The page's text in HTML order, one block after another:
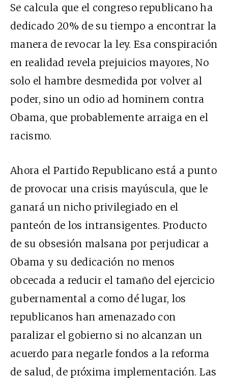
Se calcula que el congreso republicano ha
dedicado 20% de su tiempo a encontrar la
manera de revocar la ley. Esa conspiración
en realidad revela prejuicios mayores, No
solo el hambre desmedida por volver al
poder, sino un odio ad hominem contra
Obama, que probablemente arraiga en el
racismo.
Ahora el Partido Republicano está a punto
de provocar una crisis mayúscula, que le
ganará un nicho privilegiado en el
panteón de los intransigentes. Producto
de su obsesión malsana por perjudicar a
Obama y su dedicación no menos
obcecada a reducir el tamaño del ejercicio
gubernamental a como dé lugar, los
republicanos han amenazado con
paralizar el gobierno si no alcanzan un
acuerdo para negarle fondos a la reforma
de salud, de próxima implementación. Las